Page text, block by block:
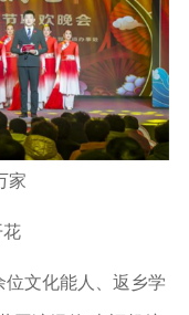
家
文化能人、返乡学